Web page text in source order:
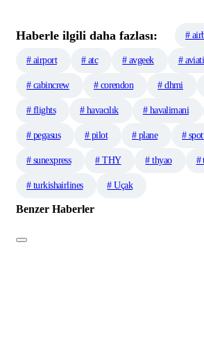
Haberle ilgili daha fazlası: #
# airport # atc # avgeek #
# cabincrew # corendon # dhmi
# flights # havacılık # havalimani
# pegasus # pilot # plane #
# sunexpress # THY # thyao #
# turkishairlines # Uçak
Benzer Haberler